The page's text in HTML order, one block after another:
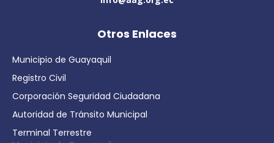
Otros Enlaces
Municipio de Guayaquil
Registro Civil
Corporación Seguridad Ciudadana
Autoridad de Tránsito Municipal
Terminal Terrestre